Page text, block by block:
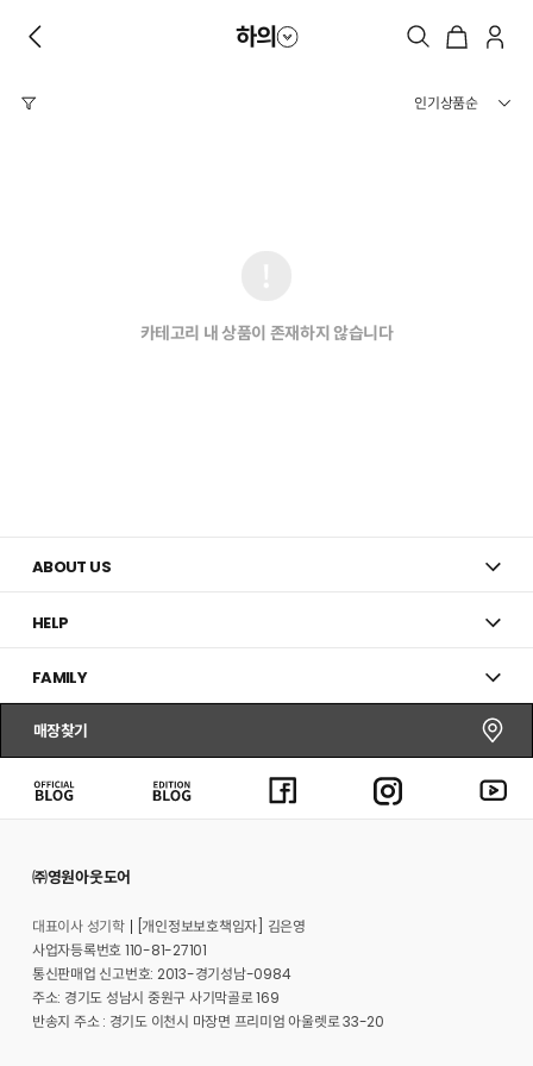
하의
카테고리 내 상품이 존재하지 않습니다
ABOUT US
HELP
FAMILY
매장찾기
㈜영원아웃도어
대표이사 성기학
[개인정보보호책임자] 김은영
사업자등록번호 110-81-27101
통신판매업 신고번호: 2013-경기성남-0984
주소: 경기도 성남시 중원구 사기막골로 169
반송지 주소 : 경기도 이천시 마장면 프리미엄 아울렛로 33-20